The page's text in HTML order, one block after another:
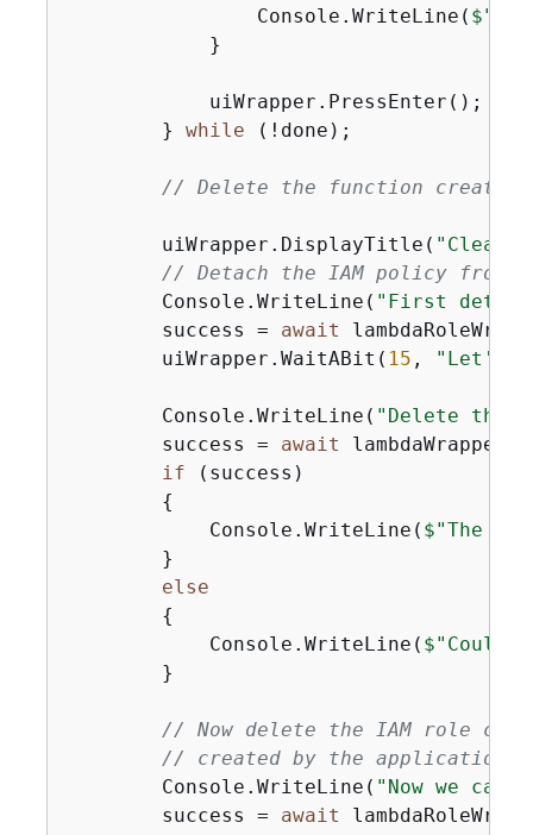
                Console.WriteLine(
            }
            uiWrapper.PressEnter();
        }
while (!done);
// Delete the function
        uiWrapper.DisplayTitle(
"Clean
// Detach the IAM policy from
        Console.WriteLine(
"First
        success =
await
        uiWrapper.WaitABit(
15 , "Let's
        Console.WriteLine(
"Delete the
        success =
await
if (success)
{
            Console.WriteLine(
$"The
        }
else
{
            Console.WriteLine(
$"Could
        }
// Now delete the IAM role
// created by the application.
        Console.WriteLine(
"Now we
        success =
await